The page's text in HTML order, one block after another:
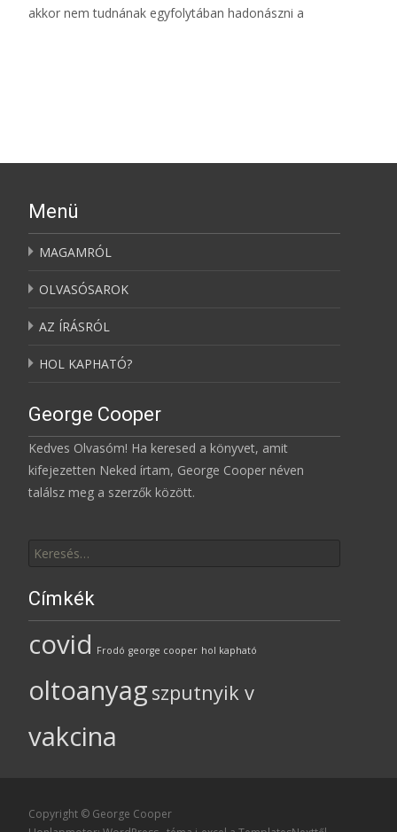
akkor nem tudnának egyfolytában hadonászni a
Menü
MAGAMRÓL
OLVASÓSAROK
AZ ÍRÁSRÓL
HOL KAPHATÓ?
George Cooper
Kedves Olvasóm! Ha keresed a könyvet, amit
kifejezetten Neked írtam, George Cooper néven
találsz meg a szerzők között.
erre:
Címkék
covid Frodó george cooper hol kapható
oltoanyag szputnyik v
vakcina
Copyright © George Cooper